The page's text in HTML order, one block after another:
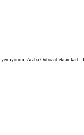
Acaba Onboard ekran